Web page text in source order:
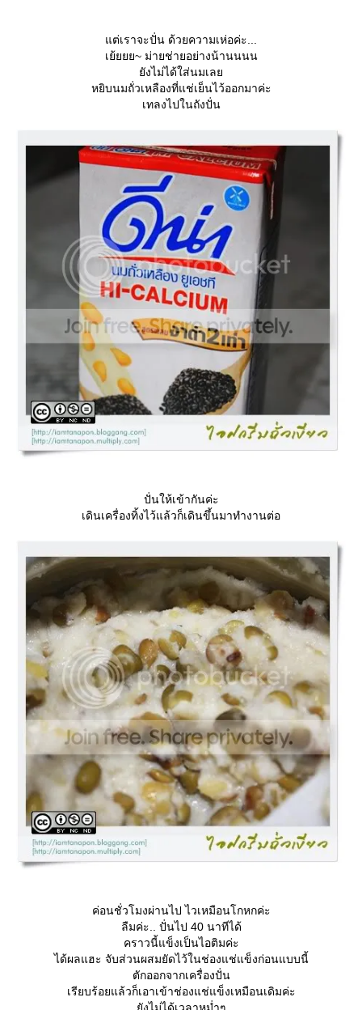
ต่เราจะปั่น ด้วยความเห่อค่ะ...
เย้ยยย~ ม่ายช่ายอย่างน้านนนน
ังไม่ได้ใส่นมเล
หยิบนมถั่วเหลืองที่แช่เย็นไว้ออกมาค่ะ
เทลงไปในถังปั่น
ปั่นให้เข้ากันค่ะ
เดินเครื่องทิ้งไว้แล้วก็เดินขึ้นมาทำงานต่อ
ค่อนชั่วโมงผ่านไป ไวเหมือนโกหกค่ะ
ลืมค่ะ.. ปั่นไป 40 นาทีได้
คราวนี้แข็งเป็นไอติมค่ะ
ได้ผลแฮะ จับส่วนผสมยัดไว้ในช่องแช่แข็งก่อนแบบนี้
ตักออกจากเครื่องปั่น
เรียบร้อยแล้วก็เอาเข้าช่องแช่แข็งเหมือนเดิมค่ะ